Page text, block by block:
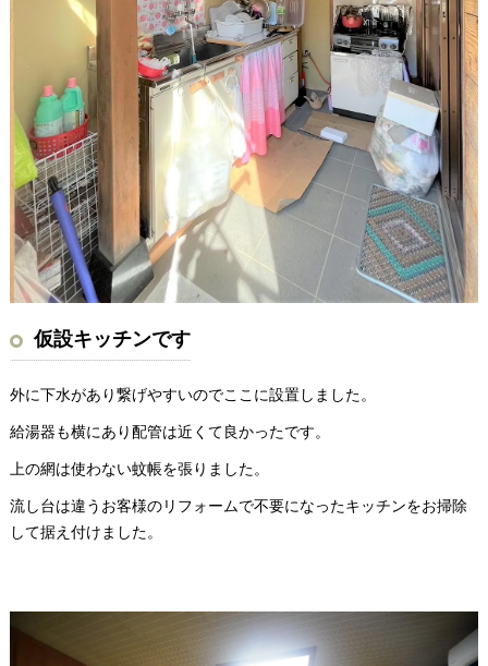
仮設キッチンです
外に下水があり繋げやすいのでここに設置しました。
給湯器も横にあり配管は近くて良かったです。
上の網は使わない蚊帳を張りました。
流し台は違うお客様のリフォームで不要になったキッチンをお掃除
して据え付けました。